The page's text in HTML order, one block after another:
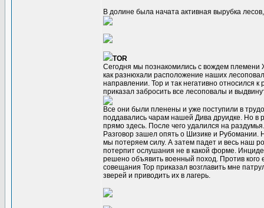
В долине была начата активная вырубка
TOR
Сегодня мы познакомились с вождем
как разнюхали расположение наших
направлении. Тор и так негативно относился
приказал забросить все лесоповалы и
Все они были пленены и уже поступили в
поддавались чарам нашей Дива друидке. Но в
прямо здесь. После чего удалился на
Разговор зашел опять о Шизике и Рубомании.
мы потеряем силу. А затем падет и весь наш
потерпит ослушания не в какой форме.
решено объявить военный поход. Против
совещания Тор приказал возглавить мне
зверей и приводить их в лагерь.